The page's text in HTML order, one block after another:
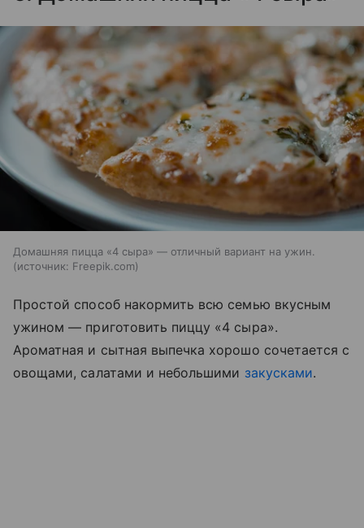
Домашняя пицца «4 сыра» — отличный вариант на ужин.
источник: Freepik.com
Простой способ накормить всю семью вкусным
ужином — приготовить пиццу «4 сыра».
Ароматная и сытная выпечка хорошо сочетается с
овощами, салатами и небольшими закусками.